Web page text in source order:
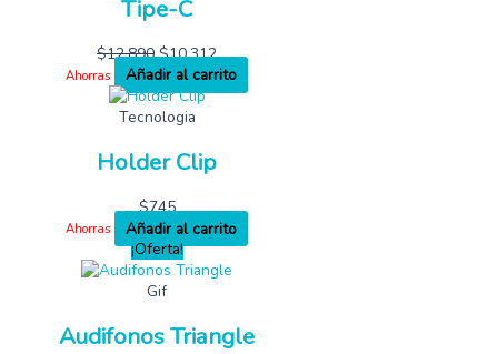
Tipe-C
$12,890 $10,312
Ahorras
Añadir al carrito
Tecnologia
Holder Clip
$745
Ahorras
Añadir al carrito
¡Oferta!
Gif
Audifonos Triangle